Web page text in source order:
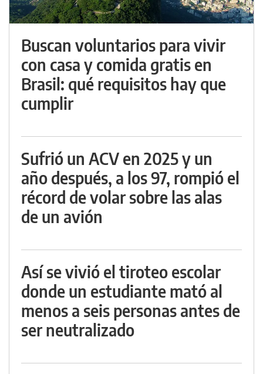
Buscan voluntarios para vivir
con casa y comida gratis en
Brasil: qué requisitos hay que
cumplir
Sufrió un ACV en 2025 y un
año después, a los 97, rompió el
récord de volar sobre las alas
de un avión
Así se vivió el tiroteo escolar
donde un estudiante mató al
menos a seis personas antes de
ser neutralizado